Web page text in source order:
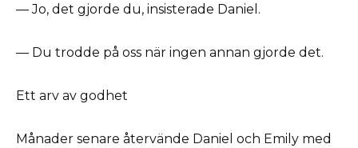
— Jo, det gjorde du, insisterade Daniel.
— Du trodde på oss när ingen annan gjorde det.
Ett arv av godhet
Månader senare återvände Daniel och Emily med